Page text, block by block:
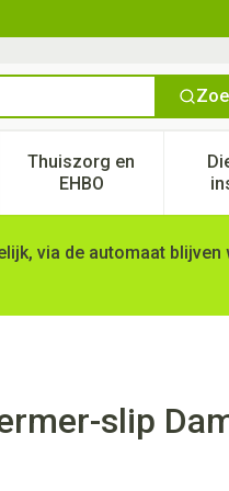
categorie
voor Natuur
Thuiszorg en
EHBOToon submenu
via de automaat blijven
slip